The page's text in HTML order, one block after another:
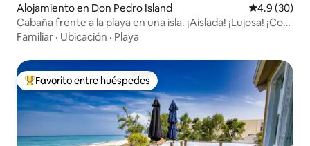
Alojamiento en Don Pedro Island Calificación
4.9 (30)
Cabaña frente a la playa en una isla. ¡Aislada! ¡Lujosa! ¡Con
extras!
Familiar · Ubicación · Playa
Favorito entre huéspedes preferido
Favorito entre huéspedes